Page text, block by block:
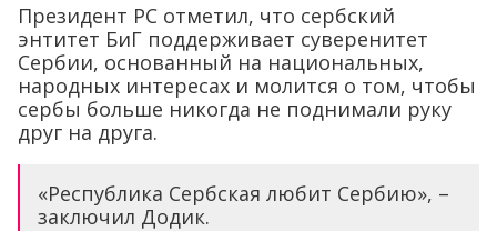
Президент РС отметил, что сербский
энтитет БиГ поддерживает суверенитет
Сербии, основанный на национальных,
народных интересах и молится о том, чтобы
сербы больше никогда не поднимали руку
друг на друга.
«Республика Сербская любит Сербию», –
заключил Додик.